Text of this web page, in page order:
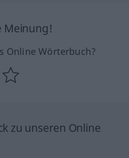
Meinung!
Online Wörterbuch?
zu unseren Online